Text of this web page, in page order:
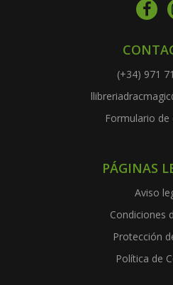
(+34) 971
Formulario
PÁGINAS
Aviso
Condiciones
Protección
Política de